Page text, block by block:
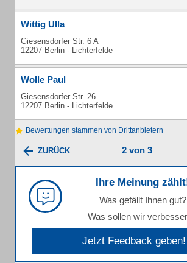
Wittig Ulla
Giesensdorfer Str. 6 A
12207 Berlin - Lichterfelde
Wolle Paul
Giesensdorfer Str. 26
12207 Berlin - Lichterfelde
Bewertungen stammen von Drittanbietern
ZURÜCK 2 von 3
Ihre Meinung
Was gefällt Ihnen gut?
Was sollen wir
Jetzt Feedback geben!